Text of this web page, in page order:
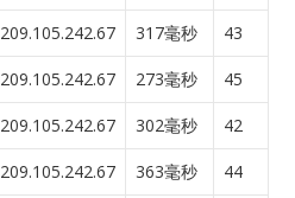
209.105.242.67 317毫秒 43
209.105.242.67 273毫秒 45
209.105.242.67 302毫秒 42
209.105.242.67 363毫秒 44